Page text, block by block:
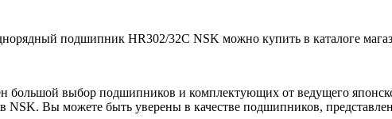
подшипник HR302/32C NSK можно купить в каталоге
большой выбор подшипников и комплектующих от ведущего
NSK. Вы можете быть уверены в качестве подшипников,